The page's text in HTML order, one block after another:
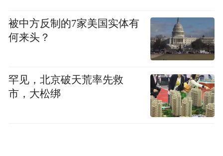
被中方反制的7家美国实体有
何来头？
罕见，北京破天荒率先救
市，大松绑